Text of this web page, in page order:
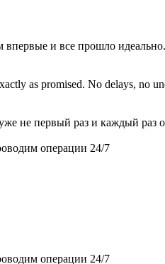
и все прошло
as promised. No delays, no
не первый раз и каждый раз
операции 24/7
операции 24/7